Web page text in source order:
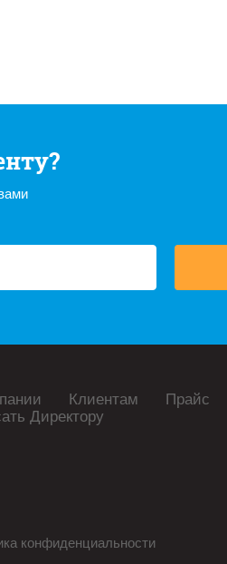
Клиентам Прайс
Директору
конфиденциальности